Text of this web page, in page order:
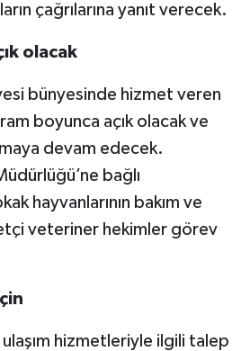
çağrılarına yanıt verecek.
olacak
bünyesinde hizmet veren
boyunca açık olacak ve
devam edecek.
bağlı
hayvanlarının bakım ve
veteriner hekimler görev
hizmetleriyle ilgili talep